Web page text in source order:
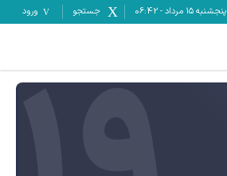
پنجشنبه ۱۵ مرداد -
06:42 جستجو ورود